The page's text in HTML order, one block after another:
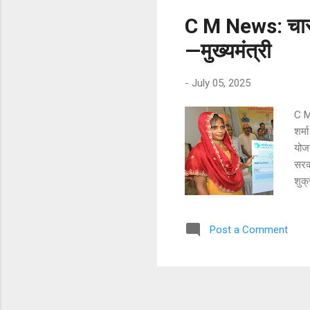
C M News:
—मुख्यमंत्री
- July 05, 2025
C
से
Post a Comment